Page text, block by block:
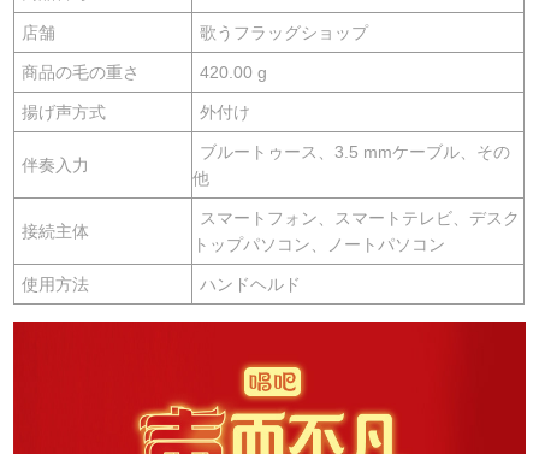
店舗 歌うフラッグショップ
商品の毛の重さ 420.00 g
揚げ声方式 外付け
伴奏入力
ブルートゥース、3.5 mmケーブル、その
他
接続主体
スマートフォン、スマートテレビ、デスク
トップパソコン、ノートパソコン
使用方法 ハンドヘルド